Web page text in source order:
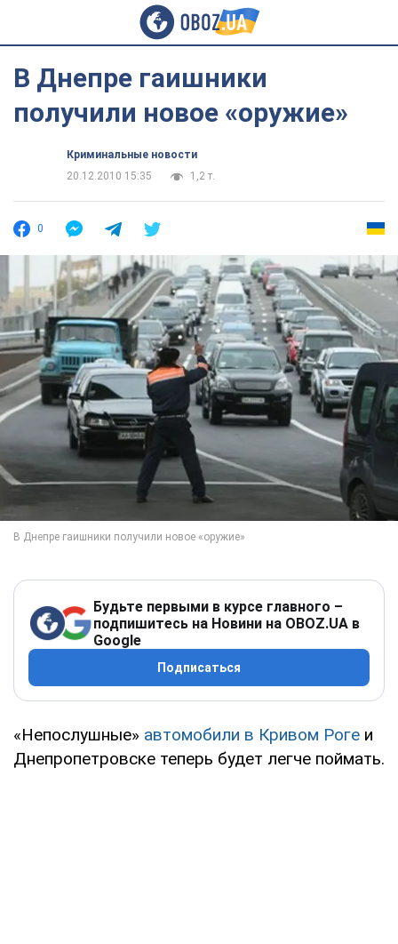
В Днепре гаишники
получили новое «оружие»
Криминальные новости
20.12.2010 15:35
1,2 т.
0
Будьте первыми в курсе главного –
подпишитесь на Новини на OBOZ.UA в
Google
Подписаться
«Непослушные» автомобили в Кривом Роге и
Днепропетровске теперь будет легче поймать.